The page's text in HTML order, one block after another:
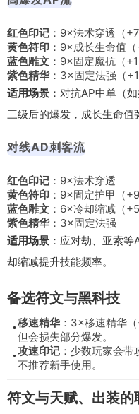
红色印记 ：9×法术穿透（
黄色符印 ：9×成长生命值
蓝色雕文 ：9×固定魔抗（
紫色精华：3×固定法强（
适用场景 ：对抗AP中单（
三级后的爆发，成长生命值
对线AD刺客流
红色印记 ：9×法术穿透
黄色符印 ：9×固定护甲（+9
蓝色雕文 ：6×冷却缩减（
紫色精华：3×固定法强
适用场景 ：应对劫、亚索
却缩减提升技能频率。
备选符文与黑科技
移速精华：3×移速精华（
但会损失部分爆发。
攻速印记 ：少数玩家会
不推荐新手使用。
符文与天赋、出装的